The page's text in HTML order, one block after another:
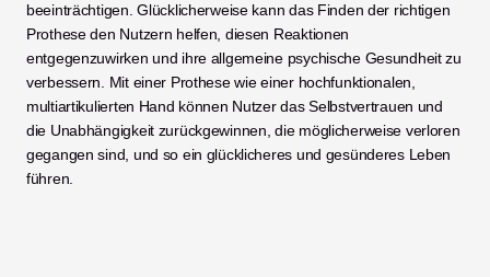
beeinträchtigen. Glücklicherweise kann das Finden der richtigen
Prothese den Nutzern helfen, diesen Reaktionen
entgegenzuwirken und ihre allgemeine psychische Gesundheit zu
verbessern. Mit einer Prothese wie einer hochfunktionalen,
multiartikulierten Hand können Nutzer das Selbstvertrauen und
die Unabhängigkeit zurückgewinnen, die möglicherweise verloren
gegangen sind, und so ein glücklicheres und gesünderes Leben
führen.